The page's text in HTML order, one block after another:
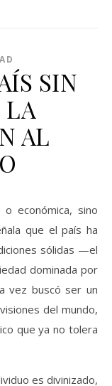
SIN
LA
AL
que el país ha
sólidas —el
dominada por
vez buscó ser un
del mundo,
que ya no tolera
es divinizado,